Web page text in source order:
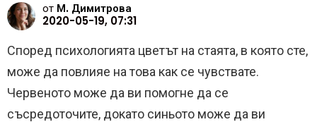
от М. Димитрова
2020-05-19, 07:31
Според психологията цветът на стаята, в която сте,
може да повлияе на това как се чувствате.
Червеното може да ви помогне да се
съсредоточите, докато синьото може да ви